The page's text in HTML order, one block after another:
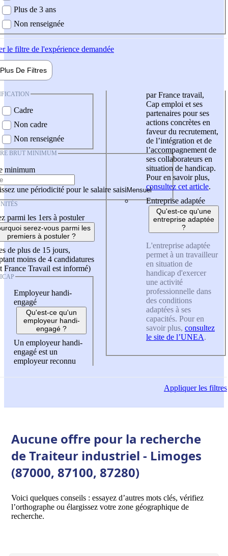
Plus de 3 ans
Non renseignée
le filtre de l'expérience demandée
Plus De Filtres
Cadre
Non cadre
Non renseignée
BRUT MINIMUM
minimum
une périodicité pour le salaire saisi
parmi les 1ers à postuler
serez-vous parmi les
premiers à postuler ?
de plus de 15 jours,
moins de 4 candidatures
France Travail est informé)
Employeur handi-
engagé
Qu'est-ce qu'un
employeur handi-
engagé ?
Un employeur handi-
engagé est un
employeur reconnu
par France travail,
Cap emploi et ses
partenaires pour ses
actions concrètes en
faveur du recrutement,
de l’intégration et de
l’accompagnement de
ses collaborateurs en
situation de handicap.
Pour en savoir plus,
consultez cet article.
Entreprise adaptée
Qu'est-ce qu'une
entreprise adaptée
?
L'entreprise adaptée
permet à un travailleur
en situation de
handicap d'exercer
une activité
professionnelle dans
des conditions
adaptées à ses
capacités. Pour en
savoir plus, consultez
le site de l’UNEA.
Appliquerles filtres
Aucune offre pour la recherche
de Traiteur industriel - Limoges
(87000, 87100, 87280)
Voici quelques conseils : essayez d’autres mots clés, vérifiez
l’orthographe ou élargissez votre zone géographique de
recherche.